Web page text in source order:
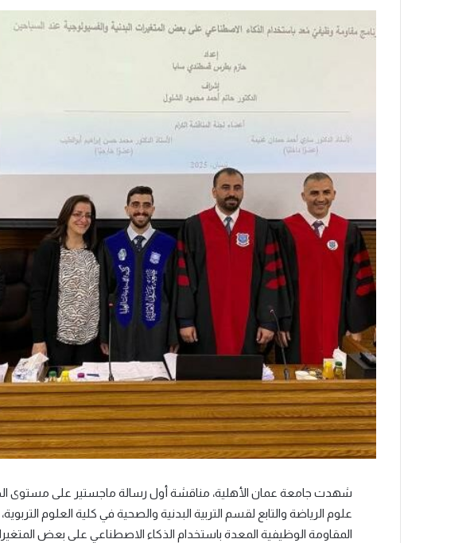
شهدت جامعة عمان الأهلية، مناقشة أول رسالة ماجستير على مستوى
علوم الرياضة والتابع لقسم التربية البدنية والصحية في كلية العلوم
المقاومة الوظيفية المعدة باستخدام الذكاء الاصطناعي على بعض